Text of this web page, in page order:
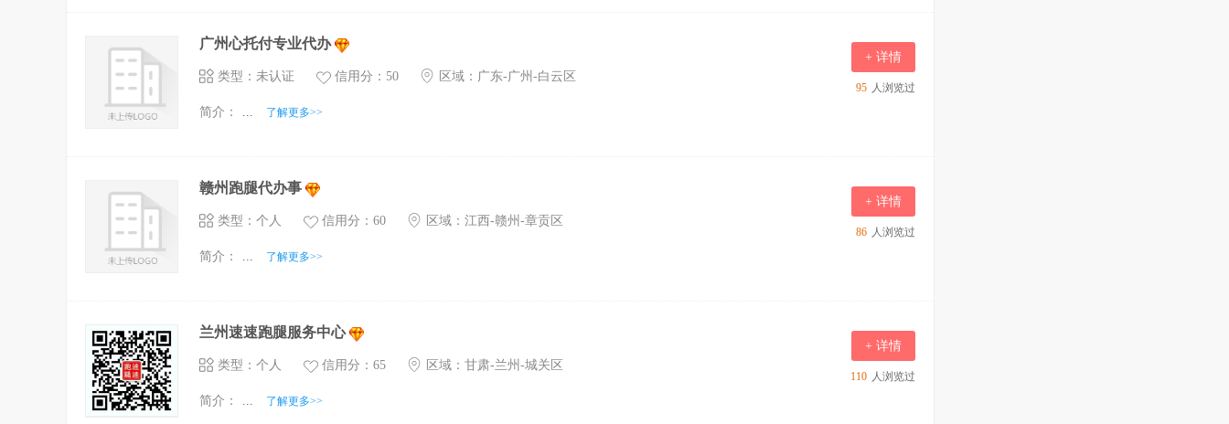
广州心托付专业代办
类型：未认证 信用分：50 区域： 广东-广州 -白云区
简介： ... 了解更多>>
+ 详情
95 人浏览过
赣州跑腿代办事
类型：个人 信用分：60 区域： 江西-赣州 -章贡区
简介： ... 了解更多>>
+ 详情
86 人浏览过
兰州速速跑腿服务中心
类型：个人 信用分：65 区域： 甘肃-兰州 -城关区
简介： ... 了解更多>>
+ 详情
110 人浏览过